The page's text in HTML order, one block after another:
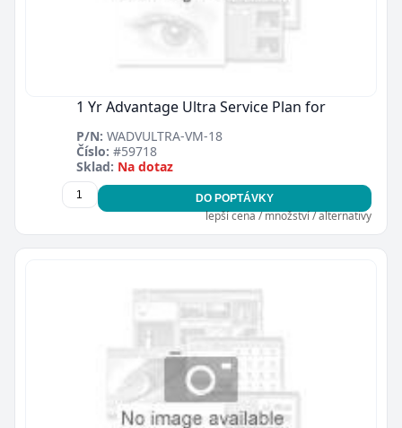
1 Yr Advantage Ultra Service Plan for
P/N: WADVULTRA-VM-18
Číslo: #59718
Sklad: Na dotaz
DO POPTÁVKY
lepší cena / množství / alternativy